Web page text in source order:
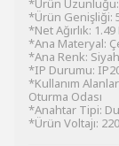
*Ürün Uzunluğu:
*Ürün Genişliği:
*Net Ağırlık: 1.49
*Ana Materyal:
*Ana Renk: Siyah
*IP Durumu:
*Kullanım
Oturma Odası
*Anahtar Tipi:
*Ürün Voltajı: